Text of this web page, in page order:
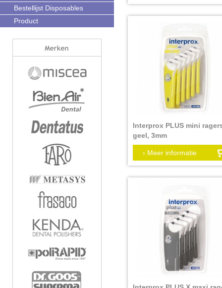
Bestellijst Disposables
Product
Interprox PLUS mini
geel, 3mm
Verpakkingseenheid:
› Meer informatie